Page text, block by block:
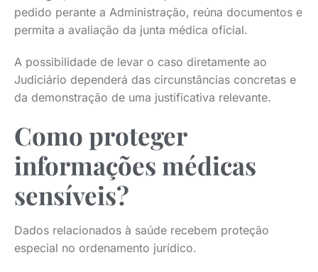
pedido perante a Administração, reúna documentos e
permita a avaliação da junta médica oficial.
A possibilidade de levar o caso diretamente ao
Judiciário dependerá das circunstâncias concretas e
da demonstração de uma justificativa relevante.
Como proteger
informações médicas
sensíveis?
Dados relacionados à saúde recebem proteção
especial no ordenamento jurídico.